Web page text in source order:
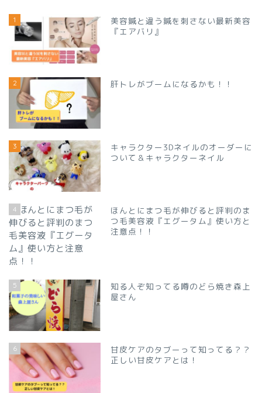
1
美容鍼と違う鍼を刺さない最新美容
『エアバリ』
2 肝トレがブームになるかも！！
3
キャラクター3Dネイルのオーダーに
ついて＆キャラクターネイル
4
ほんとにまつ毛が伸びると評判のま
つ毛美容液『エグータム』使い方と
注意点！！
5
知る人ぞ知ってる噂のどら焼き森上
屋さん
6
甘皮ケアのタブーって知ってる？？
正しい甘皮ケアとは！